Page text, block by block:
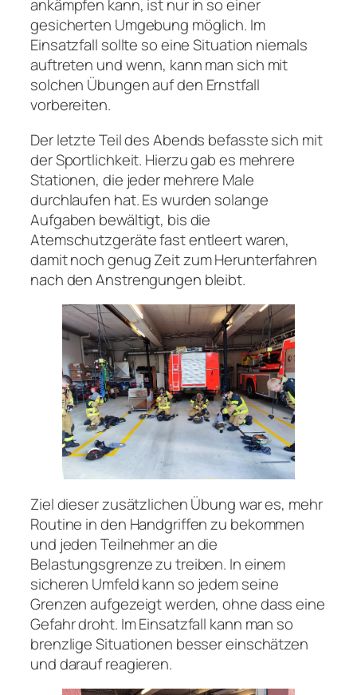
ankämpfen kann, ist nur in so einer
gesicherten Umgebung möglich. Im
Einsatzfall sollte so eine Situation niemals
auftreten und wenn, kann man sich mit
solchen Übungen auf den Ernstfall
vorbereiten.
Der letzte Teil des Abends befasste sich mit
der Sportlichkeit. Hierzu gab es mehrere
Stationen, die jeder mehrere Male
durchlaufen hat. Es wurden solange
Aufgaben bewältigt, bis die
Atemschutzgeräte fast entleert waren,
damit noch genug Zeit zum Herunterfahren
nach den Anstrengungen bleibt.
Ziel dieser zusätzlichen Übung war es, mehr
Routine in den Handgriffen zu bekommen
und jeden Teilnehmer an die
Belastungsgrenze zu treiben. In einem
sicheren Umfeld kann so jedem seine
Grenzen aufgezeigt werden, ohne dass eine
Gefahr droht. Im Einsatzfall kann man so
brenzlige Situationen besser einschätzen
und darauf reagieren.